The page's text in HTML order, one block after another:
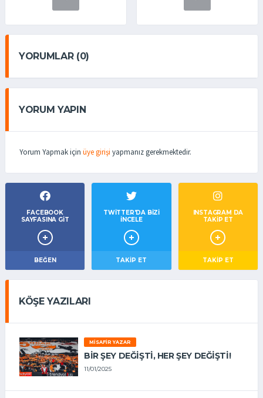
YORUMLAR (0)
YORUM YAPIN
Yorum Yapmak için üye girişi yapmanız gerekmektedir.
FACEBOOK
SAYFASINA GIT
BEĞEN
TWITTER'DA BIZI
İNCELE
TAKIP ET
INSTAGRAM DA
TAKİP ET
TAKİP ET
KÖŞE YAZILARI
MISAFIR YAZAR
BIR ŞEY DEĞIŞTI, HER ŞEY DEĞIŞTI!
11/01/2025